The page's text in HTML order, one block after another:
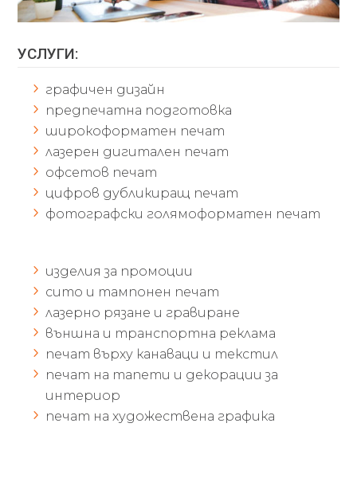
УСЛУГИ:
графичен дизайн
предпечатна подготовка
широкоформатен печат
лазерен дигитален печат
офсетов печат
цифров дубликиращ печат
фотографски голямоформатен печат
изделия за промоции
сито и тампонен печат
лазерно рязане и гравиране
външна и транспортна реклама
печат върху канаваци и текстил
печат на тапети и декорации за
интериор
печат на художествена графика